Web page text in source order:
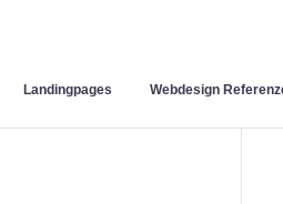
Landingpages Webdesign